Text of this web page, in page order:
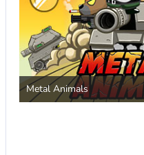
Metal Animals